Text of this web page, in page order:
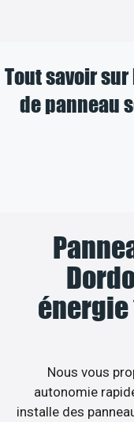
Tout savoir
de panneau
énergie
Nous vous
autonomie
installe des